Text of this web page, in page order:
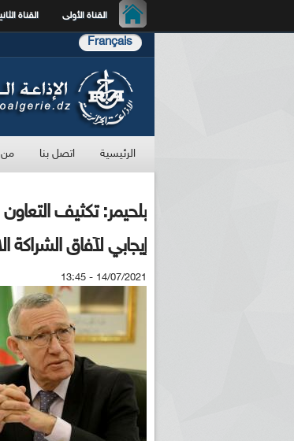
القناة الأولى القناة
Français
الرئيسية اتصل بنا من
بلحيمر: تكثيف
إيجابي لآفاق الشراكة
14/07/2021 - 13:45